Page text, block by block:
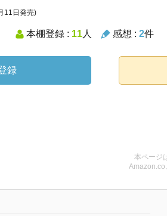
11日発売)
本棚登録 : 11人 感想 : 2件
録
本ページ